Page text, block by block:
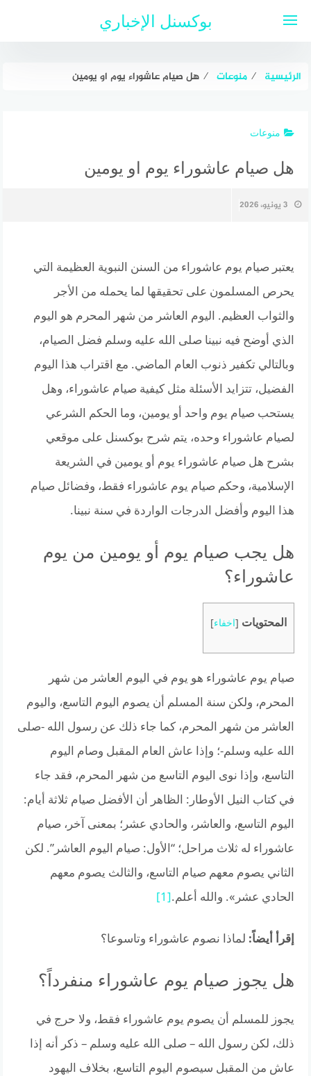
بوكسنل الإخباري
الرئيسية ⁄ منوعات ⁄ هل صيام عاشوراء يوم او يومين
منوعات
هل صيام عاشوراء يوم او يومين
3 يونيو، 2026
يعتبر صيام يوم عاشوراء من السنن النبوية العظيمة التي
يحرص المسلمون على تحقيقها لما يحمله من الأجر
والثواب العظيم. اليوم العاشر من شهر المحرم هو اليوم
الذي أوضح فيه نبينا صلى الله عليه وسلم فضل الصيام،
وبالتالي تكفير ذنوب العام الماضي. مع اقتراب هذا اليوم
الفضيل، تتزايد الأسئلة مثل كيفية صيام عاشوراء، وهل
يستحب صيام يوم واحد أو يومين، وما الحكم الشرعي
لصيام عاشوراء وحده، يتم شرح بوكسنل على موقعي
بشرح هل صيام عاشوراء يوم أو يومين في الشريعة
الإسلامية، وحكم صيام يوم عاشوراء فقط، وفضائل صيام
هذا اليوم وأفضل الدرجات الواردة في سنة نبينا.
هل يجب صيام يوم أو يومين من يوم
عاشوراء؟
المحتويات [اخفاء]
صيام يوم عاشوراء هو يوم في اليوم العاشر من شهر
المحرم، ولكن سنة المسلم أن يصوم اليوم التاسع، واليوم
العاشر من شهر المحرم، كما جاء ذلك عن رسول الله -صلى
الله عليه وسلم-؛ وإذا عاش العام المقبل وصام اليوم
التاسع، وإذا نوى اليوم التاسع من شهر المحرم، فقد جاء
في كتاب النيل الأوطار: الظاهر أن الأفضل صيام ثلاثة أيام:
اليوم التاسع، والعاشر، والحادي عشر؛ بمعنى آخر، صيام
عاشوراء له ثلاث مراحل؛ “الأول: صيام اليوم العاشر”. لكن
الثاني يصوم معهم صيام التاسع، والثالث يصوم معهم
الحادي عشر». والله أعلم.[1]
إقرأ أيضاً: لماذا نصوم عاشوراء وتاسوعا؟
هل يجوز صيام يوم عاشوراء منفرداً؟
يجوز للمسلم أن يصوم يوم عاشوراء فقط، ولا حرج في
ذلك، لكن رسول الله – صلى الله عليه وسلم – ذكر أنه إذا
عاش من المقبل سيصوم اليوم التاسع، بخلاف اليهود